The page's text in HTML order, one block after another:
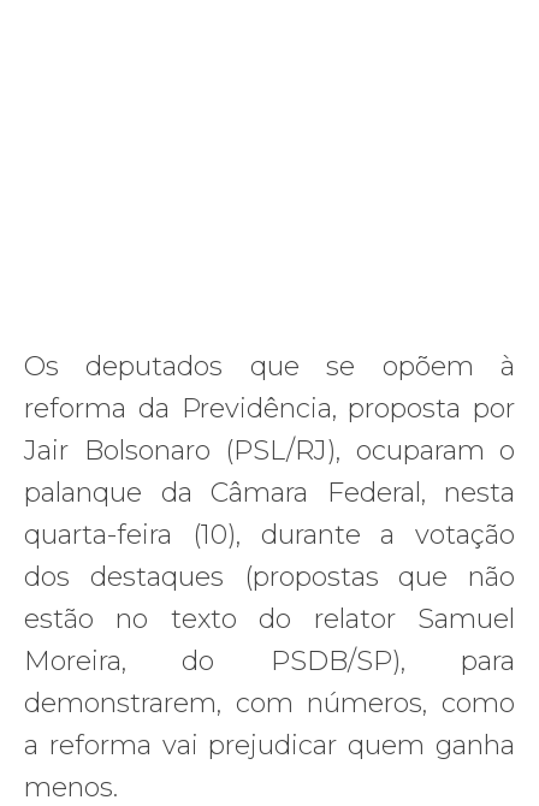
Os deputados que se opõem à
reforma da Previdência, proposta por
Jair Bolsonaro (PSL/RJ), ocuparam o
palanque da Câmara Federal, nesta
quarta-feira (10), durante a votação
dos destaques (propostas que não
estão no texto do relator Samuel
Moreira, do PSDB/SP), para
demonstrarem, com números, como
a reforma vai prejudicar quem ganha
menos.